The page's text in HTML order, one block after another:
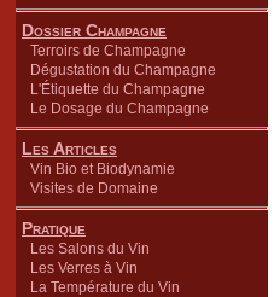
Dossier Champagne
Terroirs de Champagne
Dégustation du Champagne
L'Étiquette du Champagne
Le Dosage du Champagne
Les Articles
Vin Bio et Biodynamie
Visites de Domaine
Pratique
Les Salons du Vin
Les Verres à Vin
La Température du Vin